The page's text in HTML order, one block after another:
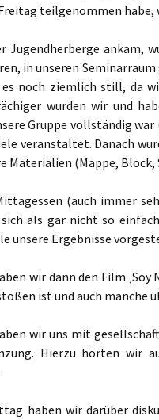
teilgenommen habe,
Jugendherberge ankam,
in unseren
noch ziemlich still, da
wurden wir und
Gruppe vollständig
veranstaltet. Danach
Materialien (Mappe,
(auch immer
als gar nicht so
unsere Ergebnisse
wir dann den Film
ist und auch manche
wir uns mit
Hierzu hörten wir
haben wir darüber